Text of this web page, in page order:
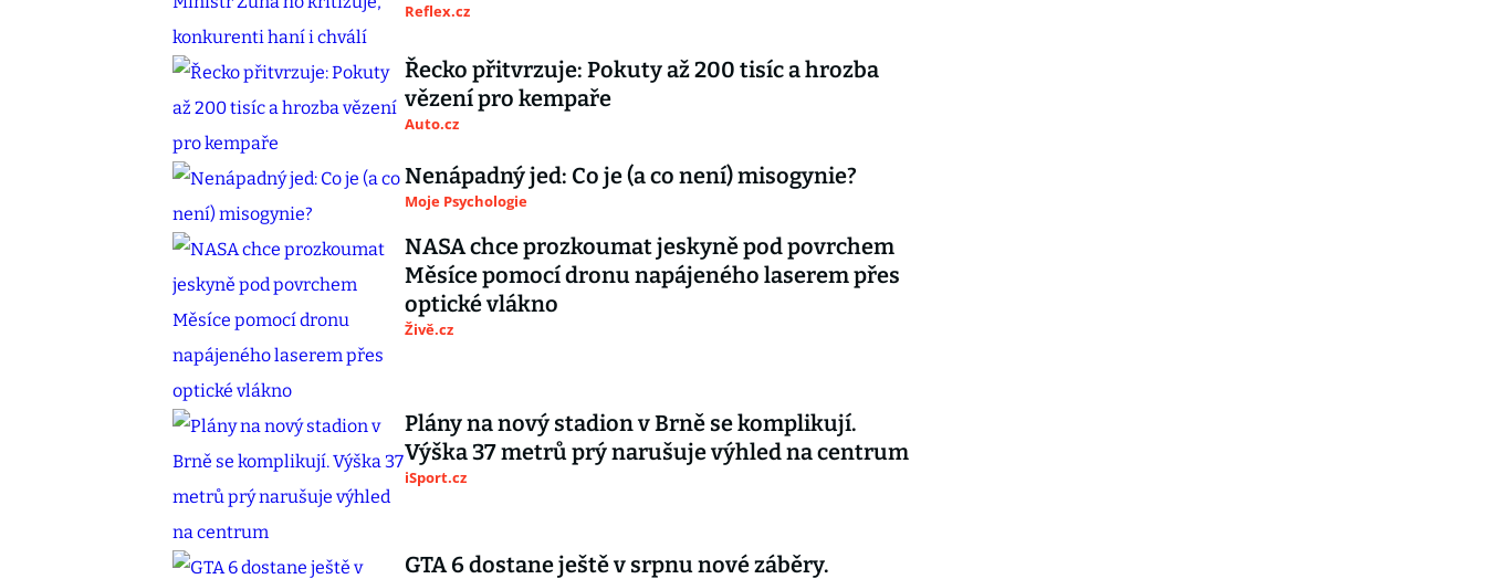
Reflex.cz
Řecko přitvrzuje: Pokuty až 200 tisíc a hrozba
vězení pro kempaře
Auto.cz
Nenápadný jed: Co je (a co není) misogynie?
Moje Psychologie
NASA chce prozkoumat jeskyně pod povrchem
Měsíce pomocí dronu napájeného laserem přes
optické vlákno
Živě.cz
Plány na nový stadion v Brně se komplikují.
Výška 37 metrů prý narušuje výhled na centrum
iSport.cz
GTA 6 dostane ještě v srpnu nové záběry.